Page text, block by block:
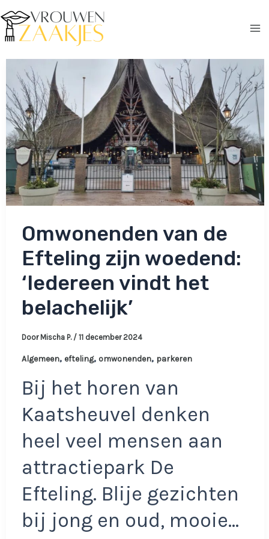
naar
de
Omwonenden van de
Efteling zijn woedend:
‘Iedereen vindt het
belachelijk’
Door Mischa P. / 11 december 2024
Algemeen, efteling, omwonenden, parkeren
Bij het horen van
Kaatsheuvel denken
heel veel mensen aan
attractiepark De
Efteling. Blije gezichten
bij jong en oud, mooie…